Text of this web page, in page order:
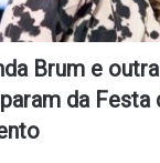
Brum e
da Festa